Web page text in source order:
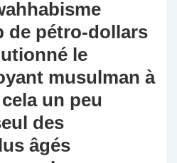
de pétro-dollars
le
musulman à
un peu
des
âgés